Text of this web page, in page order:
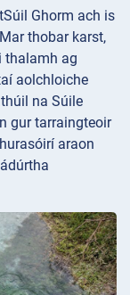
Ghorm ach is
thobar karst,
thalamh ag
aolchloiche
na Súile
gur tarraingteoir
araon